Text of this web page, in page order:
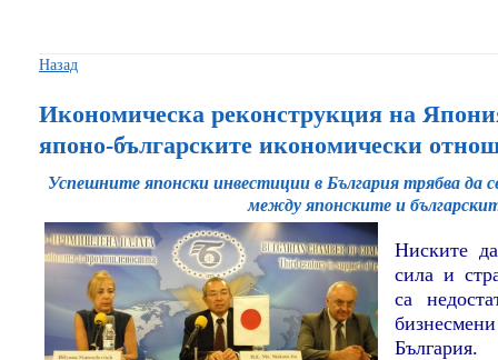
Назад
Икономическа реконструкция на
японо-българските икономически
Успешните японски инвестиции в България трябва да
между японските и
Ниските
сила и
са
България.